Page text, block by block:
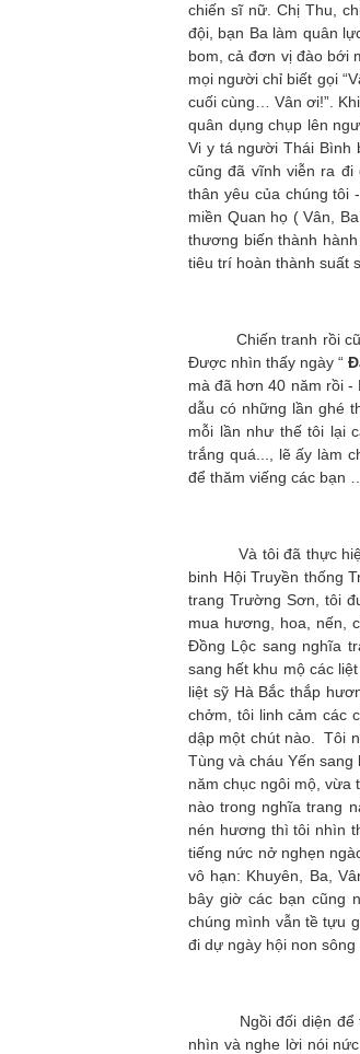
chiến sĩ nữ. Chị Thu,
đội, bạn Ba làm quân
bom, cả đơn vị đào bới
mọi người chỉ biết gọi
cuối cùng… Vân ơi!”.
quân dụng chụp lên
Vi y tá người Thái Bình
cũng đã vĩnh viễn ra đi
thân yêu của chúng tôi
miền Quan họ ( Vân,
thương biến thành
tiêu trí hoàn thành suất
Chiến tranh rồi cũng
Được nhìn thấy ngày “
mà đã hơn 40 năm rồi -
dẫu có những lần ghé
mỗi lần như thế tôi lại
trắng quá..., lẽ ấy làm
để thăm viếng các bạn …
Và tôi đã thực hiện
binh Hội Truyền thống
trang Trường Sơn, tôi
mua hương, hoa, nến,
Đồng Lộc sang nghĩa
sang hết khu mộ các
liệt sỹ Hà Bắc thắp
chởm, tôi linh cảm các
dập một chút nào. Tôi
Tùng và cháu Yến
năm chục ngôi mộ, vừa
nào trong nghĩa trang
nén hương thì tôi nhìn
tiếng nức nở nghẹn
vô hạn: Khuyên, Ba,
bây giờ các bạn cũng
chúng mình vẫn tề tựu
đi dự ngày hội non
Ngồi đối diện để tiếp
nhìn và nghe lời nói